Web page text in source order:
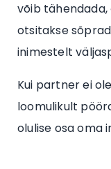
võib
otsitakse
inimestelt
Kui partner ei
loomulikult
olulise osa oma